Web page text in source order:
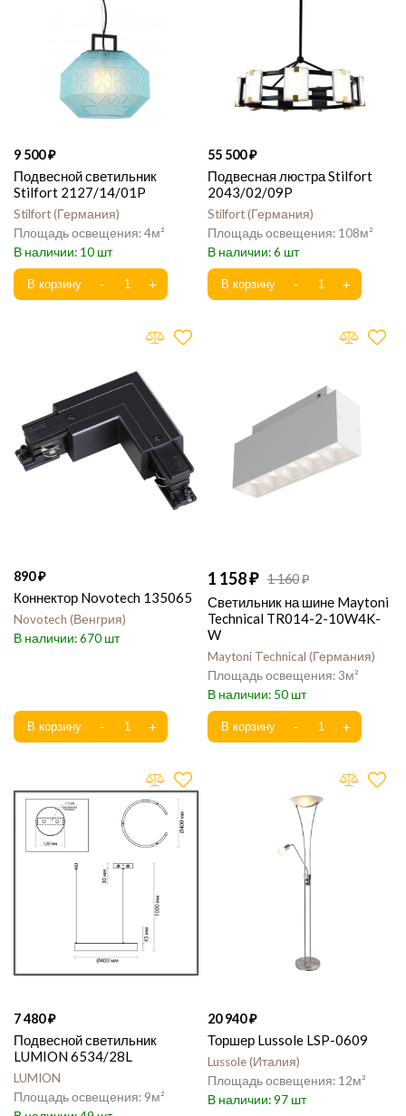
9 500
Подвесной светильник
Stilfort 2127/14/01P
Stilfort Германия
4
10
55 500
Подвесная люстра Stilfort
2043/02/09P
Stilfort Германия
108
6
890
Коннектор Novotech 135065
Novotech Венгрия
670
1 158 1 160
Светильник на шине Maytoni
Technical TR014-2-10W4K-
W
Maytoni Technical Германия
3
50
7 480
Подвесной светильник
LUMION 6534/28L
LUMION
9
20 940
Торшер Lussole LSP-0609
Lussole Италия
12
97